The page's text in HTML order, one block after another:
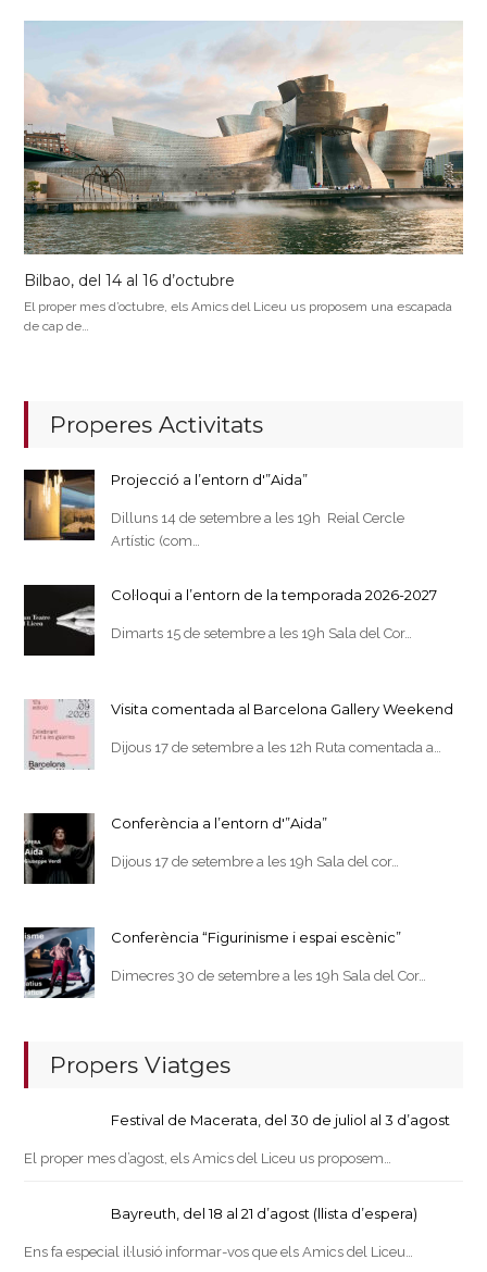
Bilbao, del 14 al 16 d’octubre
El proper mes d’octubre, els Amics del Liceu us proposem una escapada
de cap de…
Properes Activitats
Projecció a l’entorn d'”Aida”
Dilluns 14 de setembre a les 19h Reial Cercle
Artístic (com…
Col·loqui a l’entorn de la temporada 2026-2027
Dimarts 15 de setembre a les 19h Sala del Cor…
Visita comentada al Barcelona Gallery Weekend
Dijous 17 de setembre a les 12h Ruta comentada a…
Conferència a l’entorn d'”Aida”
Dijous 17 de setembre a les 19h Sala del cor…
Conferència “Figurinisme i espai escènic”
Dimecres 30 de setembre a les 19h Sala del Cor…
Propers Viatges
Festival de Macerata, del 30 de juliol al 3 d’agost
El proper mes d’agost, els Amics del Liceu us proposem…
Bayreuth, del 18 al 21 d’agost (llista d’espera)
Ens fa especial il·lusió informar-vos que els Amics del Liceu…